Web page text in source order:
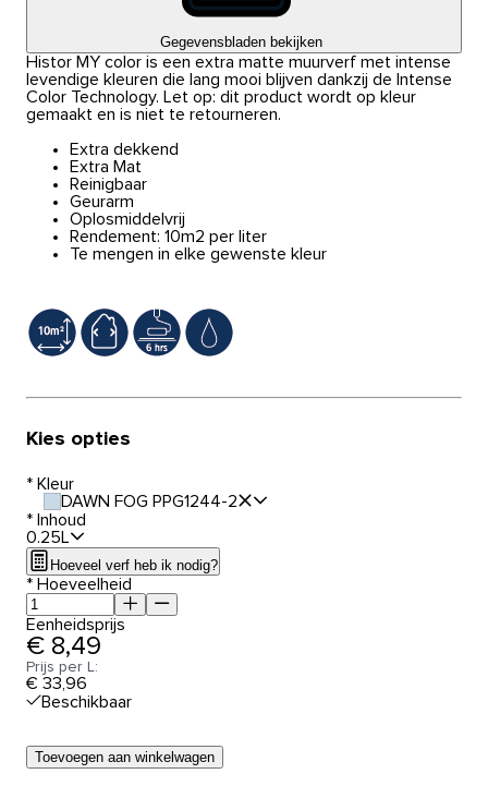
Gegevensbladen bekijken
Histor MY color is een extra matte muurverf met intense
levendige kleuren die lang mooi blijven dankzij de Intense
Color Technology. Let op: dit product wordt op kleur
gemaakt en is niet te retourneren.
Extra dekkend
Extra Mat
Reinigbaar
Geurarm
Oplosmiddelvrij
Rendement: 10m2 per liter
Te mengen in elke gewenste kleur
Kies opties
* Kleur
DAWN FOG PPG1244-2
* Inhoud
0.25L
Hoeveel verf heb ik nodig?
* Hoeveelheid
Eenheidsprijs
€ 8,49
Prijs per L:
€ 33,96
Beschikbaar
Toevoegen aan winkelwagen